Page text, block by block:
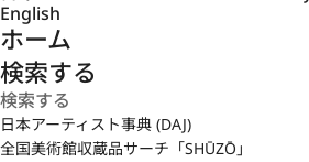
English
ホーム
検索する
日本アーティスト事典 (DAJ)
全国美術館収蔵品サーチ「SHŪZŌ」